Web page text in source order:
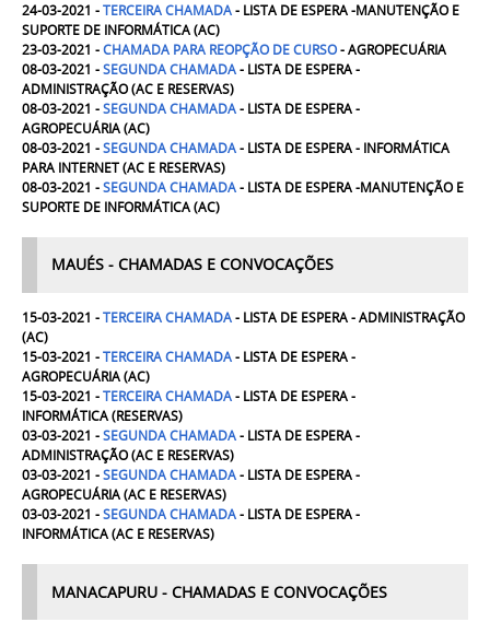
24-03-2021 -TERCEIRACHAMADA- LISTA DE ESPERA -MANUTENÇÃO E
SUPORTE DE INFORMÁTICA(AC)
23-03-2021 -CHAMADA PARA REOPÇÃO DE CURSO- AGROPECUÁRIA
08-03-2021 -SEGUNDACHAMADA- LISTA DE ESPERA -
ADMINISTRAÇÃO (AC E RESERVAS)
08-03-2021 -SEGUNDACHAMADA- LISTA DE ESPERA -
AGROPECUÁRIA(AC)
08-03-2021 -SEGUNDACHAMADA- LISTA DE ESPERA - INFORMÁTICA
PARA INTERNET(AC E RESERVAS)
08-03-2021 -SEGUNDACHAMADA- LISTA DE ESPERA -MANUTENÇÃO E
SUPORTE DE INFORMÁTICA(AC)
MAUÉS - CHAMADAS E CONVOCAÇÕES
15-03-2021 -TERCEIRACHAMADA- LISTA DE ESPERA - ADMINISTRAÇÃO
(AC)
15-03-2021 -TERCEIRACHAMADA- LISTA DE ESPERA -
AGROPECUÁRIA(AC)
15-03-2021 -TERCEIRACHAMADA- LISTA DE ESPERA -
INFORMÁTICA(RESERVAS)
03-03-2021 -SEGUNDACHAMADA- LISTA DE ESPERA -
ADMINISTRAÇÃO (AC E RESERVAS)
03-03-2021 -SEGUNDACHAMADA- LISTA DE ESPERA -
AGROPECUÁRIA(AC E RESERVAS)
03-03-2021 -SEGUNDACHAMADA- LISTA DE ESPERA -
INFORMÁTICA(AC E RESERVAS)
MANACAPURU - CHAMADAS E CONVOCAÇÕES